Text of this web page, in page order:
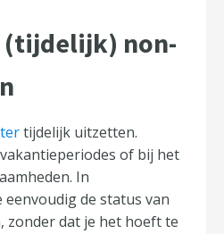
(tijdelijk) non-
tijdelijk uitzetten.
of bij het
In
de status van
zonder dat je het hoeft te